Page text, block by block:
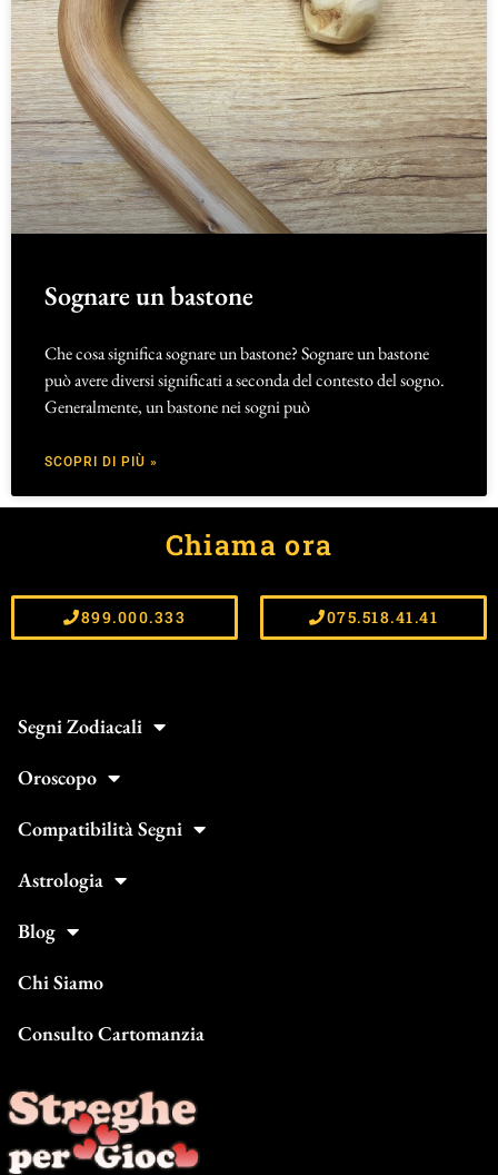
Sognare un bastone
Che cosa significa sognare un bastone? Sognare un bastone
può avere diversi significati a seconda del contesto del sogno.
Generalmente, un bastone nei sogni può
SCOPRI DI PIÙ »
Chiama ora
899.000.333 075.518.41.41
Segni Zodiacali
Oroscopo
Compatibilità Segni
Astrologia
Blog
Chi Siamo
Consulto Cartomanzia